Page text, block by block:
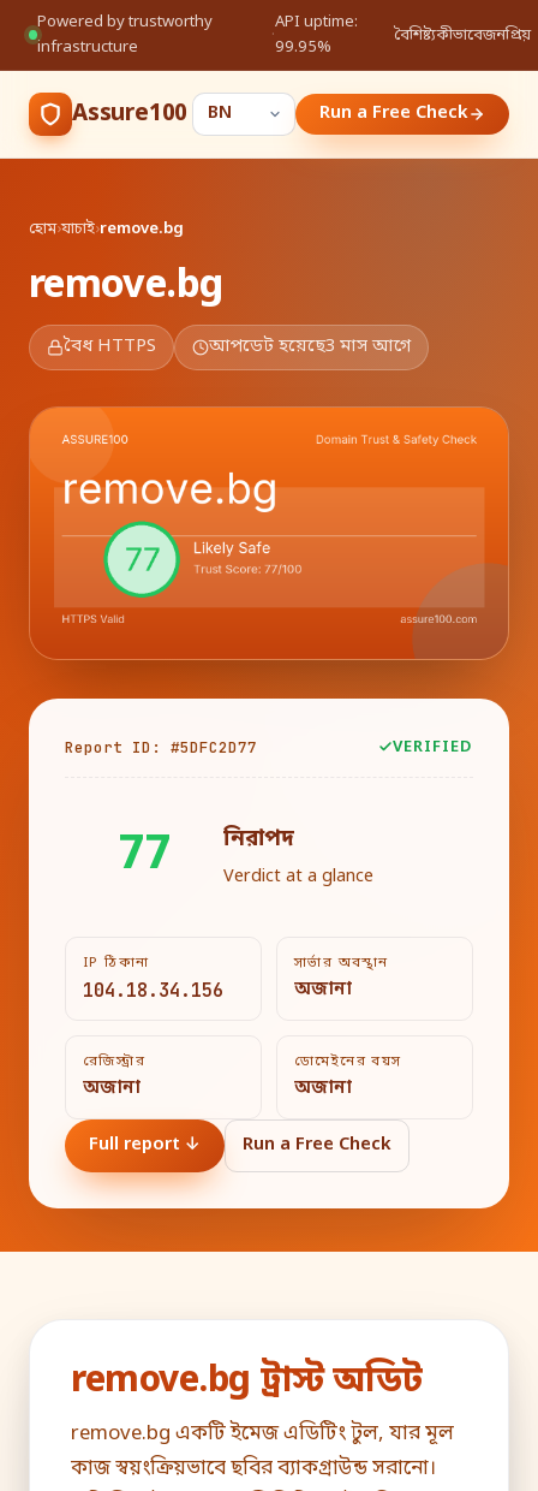
Powered by trustworthy
infrastructure
·
API uptime:
99.95%
বৈশিষ্ট্যকীভাবেজনপ্রিয়
Assure100 Run a Free Check
হোম›যাচাই›remove.bg
remove.bg
বৈধ HTTPS আপডেট হয়েছে3 মাস আগে
Report ID: #5DFC2D77 VERIFIED
77 নিরাপদ
Verdict at a glance
IP ঠিকানা
104.18.34.156
সার্ভার অবস্থান
অজানা
রেজিস্ট্রার
অজানা
ডোমেইনের বয়স
অজানা
Full report ↓ Run a Free Check
remove.bg ট্রাস্ট অডিট
remove.bg একটি ইমেজ এডিটিং টুল, যার মূল
কাজ স্বয়ংক্রিয়ভাবে ছবির ব্যাকগ্রাউন্ড সরানো।